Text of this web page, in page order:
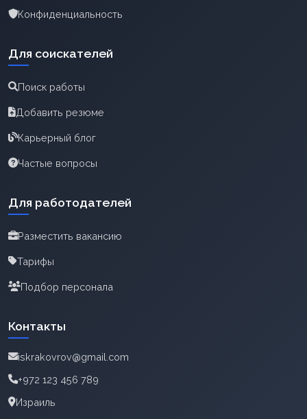
Конфиденциальность
Для соискателей
Поиск работы
Добавить резюме
Карьерный блог
Частые вопросы
Для работодателей
Разместить вакансию
Тарифы
Подбор персонала
Контакты
iskrakovrov@gmail.com
+972 123 456 789
Израиль